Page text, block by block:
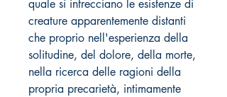
quale si intrecciano le esistenze di
creature apparentemente distanti
che proprio nell'esperienza della
solitudine, del dolore, della morte,
nella ricerca delle ragioni della
propria precarietà, intimamente